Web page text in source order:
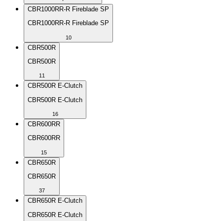
CBR1000RR-R Fireblade SP
CBR1000RR-R Fireblade SP
10
CBR500R
CBR500R
11
CBR500R E-Clutch
CBR500R E-Clutch
16
CBR600RR
CBR600RR
15
CBR650R
CBR650R
37
CBR650R E-Clutch
CBR650R E-Clutch